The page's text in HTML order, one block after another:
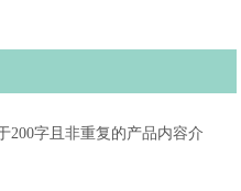
200字且非重复的产品内容介